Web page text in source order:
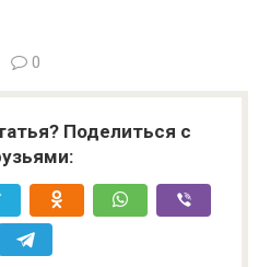
0
Поделиться с